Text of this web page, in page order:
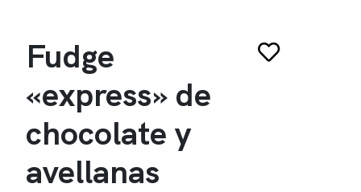
Fudge
«express» de
chocolate y
avellanas